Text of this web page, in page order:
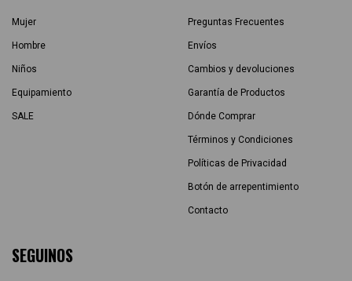
Mujer
Hombre
Niños
Equipamiento
SALE
Preguntas Frecuentes
Envíos
Cambios y devoluciones
Garantía de Productos
Dónde Comprar
Términos y Condiciones
Políticas de Privacidad
Botón de arrepentimiento
Contacto
SEGUINOS